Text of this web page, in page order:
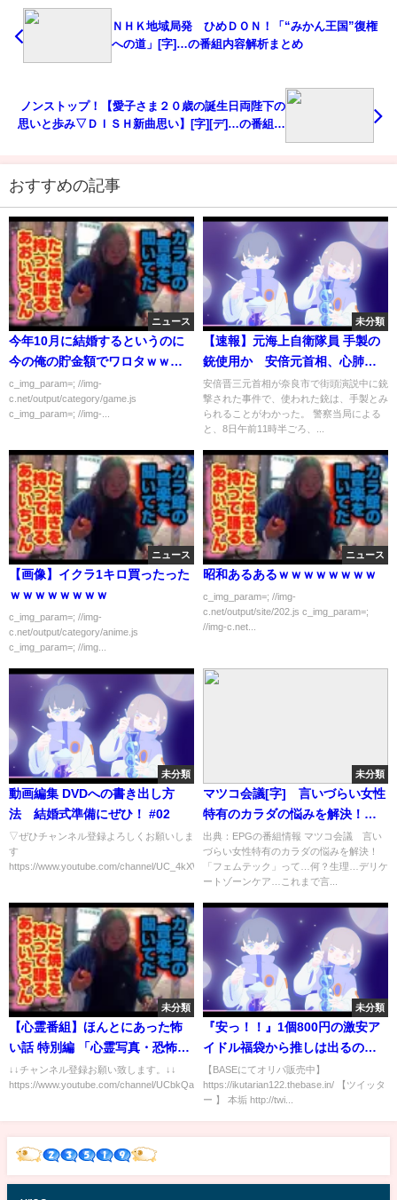
ＮＨＫ地域局発 ひめＤＯＮ！「“みかん王国”復権
への道」[字]…の番組内容解析まとめ
ノンストップ！【愛子さま２０歳の誕生日両陛下の
思いと歩み▽ＤＩＳＨ新曲思い】[字][デ]…の番組内
おすすめの記事
ニュース
今年10月に結婚するというのに
今の俺の貯金額でワロタｗｗｗ
ｗｗ
c_img_param=; //img-
c.net/output/category/game.js
c_img_param=; //img-...
未分類
【速報】元海上自衛隊員 手製の
銃使用か 安倍元首相、心肺停
止
安倍晋三元首相が奈良市で街頭演説中に銃
撃された事件で、使われた銃は、手製とみ
られることがわかった。 警察当局による
と、8日午前11時半ごろ、...
ニュース
【画像】イクラ1キロ買ったった
ｗｗｗｗｗｗｗｗ
c_img_param=; //img-
c.net/output/category/anime.js
c_img_param=; //img...
ニュース
昭和あるあるｗｗｗｗｗｗｗｗ
c_img_param=; //img-
c.net/output/site/202.js c_img_param=;
//img-c.net...
未分類
動画編集 DVDへの書き出し方
法 結婚式準備にぜひ！ #02
▽ぜひチャンネル登録よろしくお願いしま
す
https://www.youtube.com/channel/UC_4kXWEXRXktNjyK...
未分類
マツコ会議[字] 言いづらい女性
特有のカラダの悩みを解決！
「フェムテック」って…何？…
の番組内容解析まとめ
出典：EPGの番組情報 マツコ会議 言い
づらい女性特有のカラダの悩みを解決！
「フェムテック」って…何？生理…デリケ
ートゾーンケア…これまで言...
未分類
【心霊番組】ほんとにあった怖
い話 特別編 「心霊写真・恐怖ラ
ンキング」
↓↓チャンネル登録お願い致します。↓↓
https://www.youtube.com/channel/UCbkQa5LEnwoDQaU7K...
未分類
『安っ！！』1個800円の激安ア
イドル福袋から推しは出るの
か！？【乃木坂46】
【BASEにてオリパ販売中】
https://ikutarian122.thebase.in/ 【ツイッタ
ー 】 本垢 http://twi...